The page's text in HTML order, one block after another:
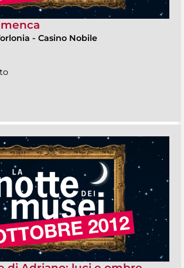
- Casino Nobile